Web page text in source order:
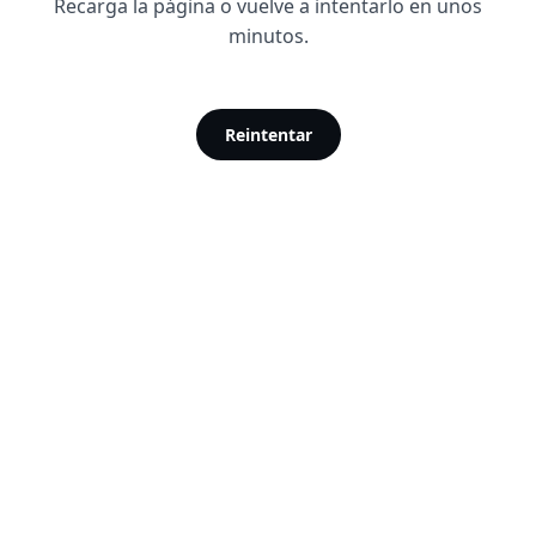
Recarga la página o vuelve a intentarlo en unos
minutos.
Reintentar